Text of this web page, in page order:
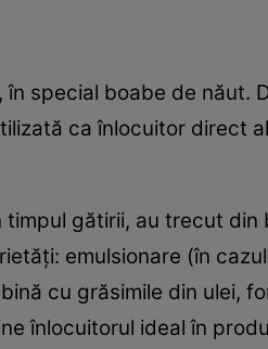
special boabe de năut.
ca înlocuitor direct
gătirii, au trecut din
emulsionare (în cazul
cu grăsimile din ulei,
înlocuitorul ideal în